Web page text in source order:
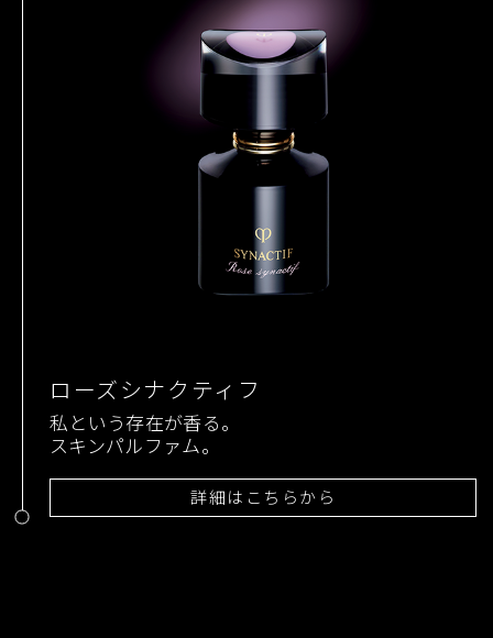
ローズシナクティフ
私という存在が香る。
スキンパルファム。
詳細はこちらから